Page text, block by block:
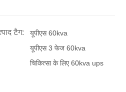
टैग:
यूपीएस 60kva
यूपीएस 3 फेज 60kva
चिकित्सा के लिए 60kva ups